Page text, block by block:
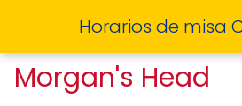
Horarios de misa
Morgan's Head